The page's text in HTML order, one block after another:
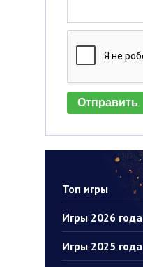
Топ игры
Игры 2026 года
Игры 2025 года
Отправить